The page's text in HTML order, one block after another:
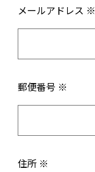
メールアドレス ※
郵便番号 ※
住所 ※